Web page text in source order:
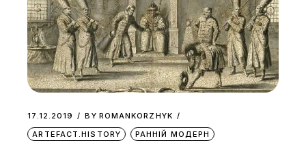
17.12.2019 BY ROMANKORZHYK
ARTEFACT.HISTORY
РАННІЙ МОДЕРН